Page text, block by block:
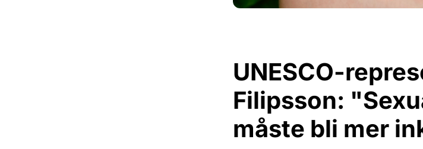
UNESCO-
Filipsson:
måste bli mer